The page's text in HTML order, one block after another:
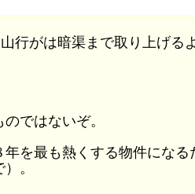
行がは暗渠まで取り上げる
ではないぞ。
を最も熱くする物件になる
。